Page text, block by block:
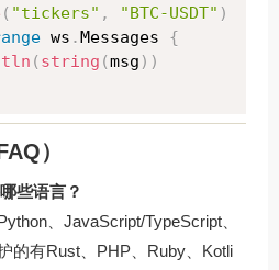
( "tickers" , "BTC-USDT" )
ws .Messages {
( string (msg ) )
）
些语言？
、JavaScript/TypeScript、
的有Rust、PHP、Ruby、Kotli